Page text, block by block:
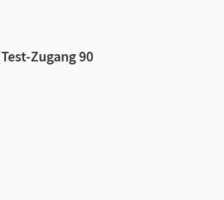
Zugang 90